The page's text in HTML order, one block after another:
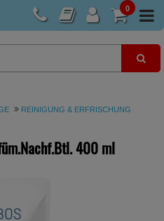
0
REINIGUNG & ERFRISCHUNG
400 ml